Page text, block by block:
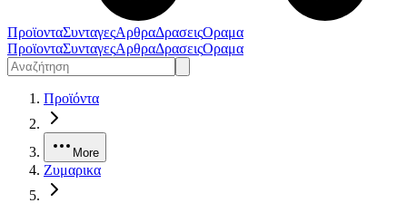
ΠροϊονταΣυνταγεςΑρθραΔρασειςΟραμα
ΠροϊονταΣυνταγεςΑρθραΔρασειςΟραμα
Προϊόντα
More
Ζυμαρικα